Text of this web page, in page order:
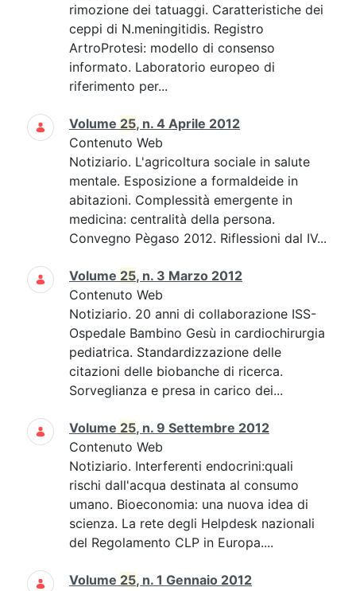
rimozione dei tatuaggi. Caratteristiche dei
ceppi di N.meningitidis. Registro
ArtroProtesi: modello di consenso
informato. Laboratorio europeo di
riferimento per...
Volume 25, n. 4 Aprile 2012
Contenuto Web
Notiziario. L'agricoltura sociale in salute
mentale. Esposizione a formaldeide in
abitazioni. Complessità emergente in
medicina: centralità della persona.
Convegno Pègaso 2012. Riflessioni dal IV...
Volume 25, n. 3 Marzo 2012
Contenuto Web
Notiziario. 20 anni di collaborazione ISS-
Ospedale Bambino Gesù in cardiochirurgia
pediatrica. Standardizzazione delle
citazioni delle biobanche di ricerca.
Sorveglianza e presa in carico dei...
Volume 25, n. 9 Settembre 2012
Contenuto Web
Notiziario. Interferenti endocrini:quali
rischi dall'acqua destinata al consumo
umano. Bioeconomia: una nuova idea di
scienza. La rete degli Helpdesk nazionali
del Regolamento CLP in Europa....
Volume 25, n. 1 Gennaio 2012